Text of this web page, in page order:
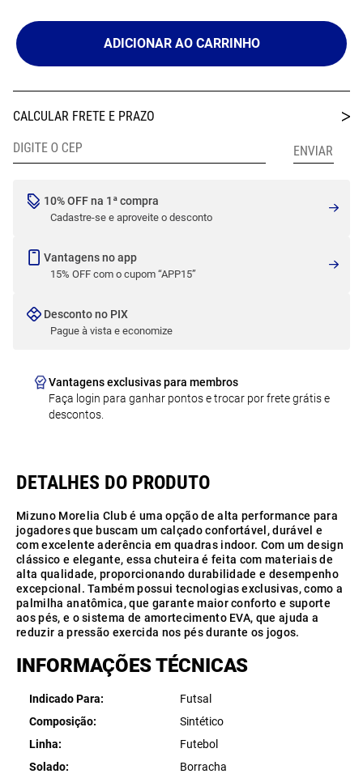
ADICIONAR AO CARRINHO
10% OFF na 1ª compra
Cadastre-se e aproveite o desconto
Vantagens no app
15% OFF com o cupom “APP15”
Desconto no PIX
Pague à vista e economize
Vantagens exclusivas para membros
Faça login para ganhar pontos e trocar por frete grátis e
descontos.
Mizuno Morelia Club é uma opção de alta performance para
jogadores que buscam um calçado confortável, durável e
com excelente aderência em quadras indoor. Com um design
clássico e elegante, essa chuteira é feita com materiais de
alta qualidade, proporcionando durabilidade e desempenho
excepcional. Também possui tecnologias exclusivas, como a
palmilha anatômica, que garante maior conforto e suporte
aos pés, e o sistema de amortecimento EVA, que ajuda a
reduzir a pressão exercida nos pés durante os jogos.
INFORMAÇÕES TÉCNICAS
Indicado Para
Futsal
Composição
Sintético
Linha
Futebol
Solado
Borracha